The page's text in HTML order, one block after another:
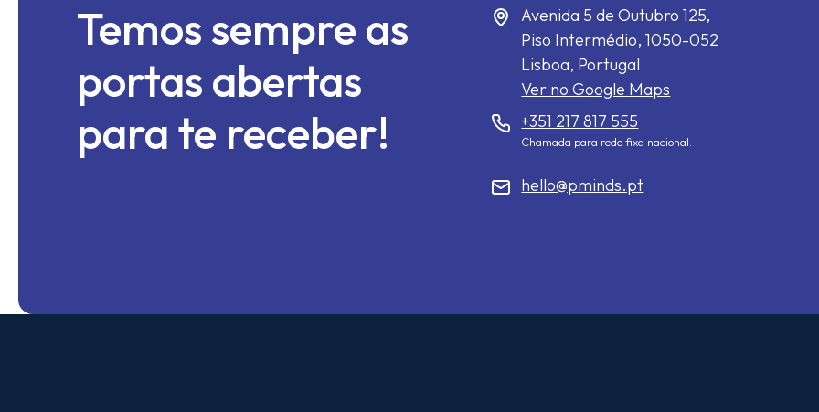
Temos sempre as
portas abertas
para te receber!
Avenida 5 de Outubro 125,
Piso Intermédio,1050-052
Lisboa, Portugal
Ver no Google Maps
+351 217 817 555
Chamada para rede fixa nacional.
hello@pminds.pt